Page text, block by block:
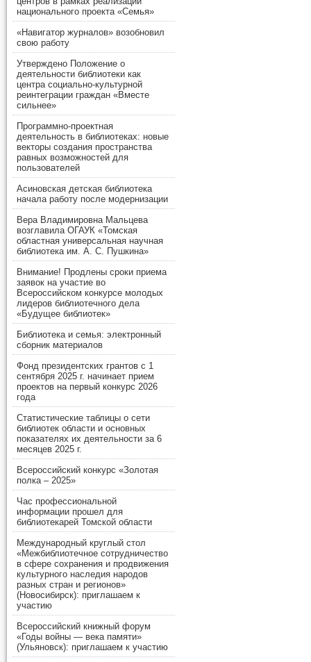
национального проекта «Семья»
«Навигатор журналов» возобновил
свою работу
Утверждено Положение о
деятельности библиотеки как
центра социально-культурной
реинтеграции граждан «Вместе
сильнее»
Программно-проектная
деятельность в библиотеках: новые
векторы создания пространства
равных возможностей для
пользователей
Асиновская детская библиотека
начала работу после модернизации
Вера Владимировна Мальцева
возглавила ОГАУК «Томская
областная универсальная научная
библиотека им. А. С. Пушкина»
Внимание! Продлены сроки приема
заявок на участие во
Всероссийском конкурсе молодых
лидеров библиотечного дела
«Будущее библиотек»
Библиотека и семья: электронный
сборник материалов
Фонд президентских грантов с 1
сентября 2025 г. начинает прием
проектов на первый конкурс 2026
года
Статистические таблицы о сети
библиотек области и основных
показателях их деятельности за 6
месяцев 2025 г.
Всероссийский конкурс «Золотая
полка – 2025»
Час профессиональной
информации прошел для
библиотекарей Томской области
Международный круглый стол
«Межбиблиотечное сотрудничество
в сфере сохранения и продвижения
культурного наследия народов
разных стран и регионов»
(Новосибирск): приглашаем к
участию
Всероссийский книжный форум
«Годы войны — века памяти»
(Ульяновск): приглашаем к участию